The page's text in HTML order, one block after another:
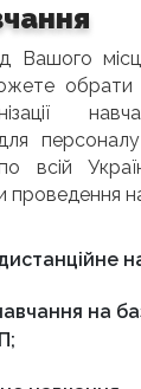
Вашого
обрати
персоналу
всій
проведення
на